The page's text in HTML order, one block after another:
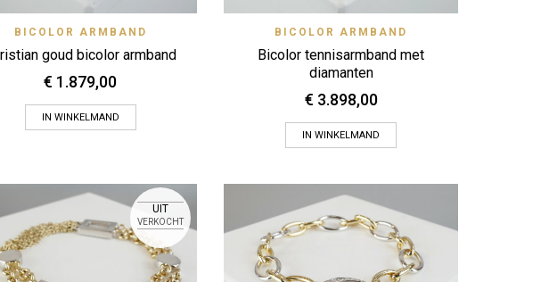
Zet op verlanglijstje Quick View
BICOLOR ARMBAND
goud bicolor armband
€ 1.879,00
IN WINKELMAND
Zet op verlanglijstje Quick View
BICOLOR ARMBAND
Bicolor tennisarmband met
diamanten
€ 3.898,00
IN WINKELMAND
UIT
VERKOCHT